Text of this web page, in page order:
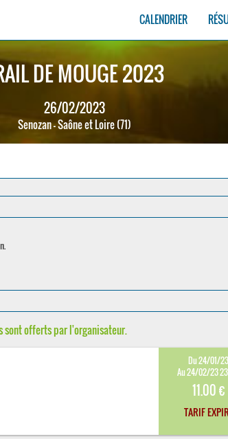
CALENDRIER
DE MOUGE 2023
26/02/2023
Senozan - Saône et Loire (71)
sont offerts par l'organisateur.
Du 24/01/23
Au 24/02/23
11.00 €
TARIF